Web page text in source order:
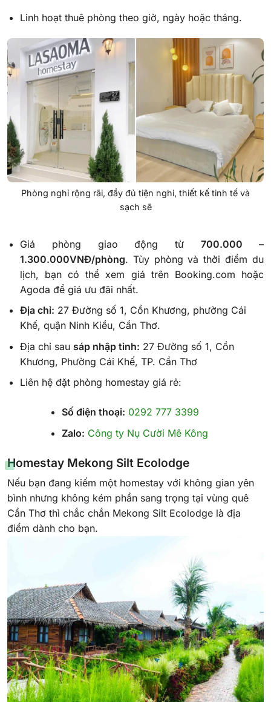
Linh hoạt thuê phòng theo giờ, ngày hoặc tháng.
Phòng nghỉ rộng rãi, đầy đủ tiện nghi, thiết kế tinh tế và
sạch sẽ
Giá phòng giao động từ700.000 –
1.300.000VNĐ/phòng. Tùy phòng và thời điểm du
lịch, bạn có thể xem giá trên Booking.com hoặc
Agoda để giá ưu đãi nhất.
Địa chỉ: 27 Đường số 1, Cồn Khương, phường Cái
Khế, quận Ninh Kiều, Cần Thơ.
Địa chỉ sau sáp nhập tỉnh: 27 Đường số 1, Cồn
Khương, Phường Cái Khế, TP. Cần Thơ
Liên hệ đặt phòng homestay giá rẻ:
Số điện thoại: 0292 777 3399
Zalo: Công ty Nụ Cười Mê Kông
Homestay Mekong Silt Ecolodge
Nếu bạn đang kiếm một homestay với không gian yên
bình nhưng không kém phần sang trọng tại vùng quê
Cần Thơ thì chắc chắn Mekong Silt Ecolodge là địa
điểm dành cho bạn.